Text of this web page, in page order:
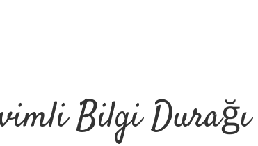
Bilgi Durağı